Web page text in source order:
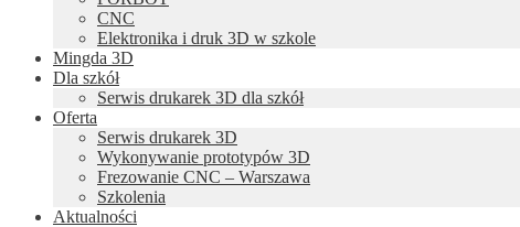
CNC
Elektronika i druk 3D w szkole
Mingda 3D
Dla szkół
Serwis drukarek 3D dla szkół
Oferta
Serwis drukarek 3D
Wykonywanie prototypów 3D
Frezowanie CNC – Warszawa
Szkolenia
Aktualności